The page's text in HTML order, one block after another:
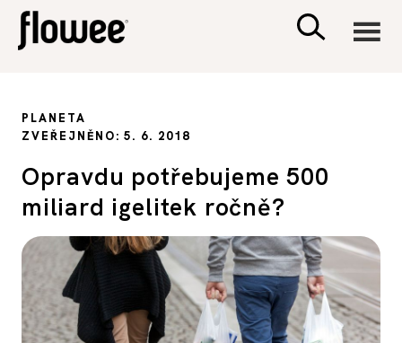
PSYCHOLOGIE
RODINA A DĚTI
SEX A VZTAHY
PLANETA
ZVEŘEJNĚNO: 5. 6. 2018
Opravdu potřebujeme 500
miliard igelitek ročně?